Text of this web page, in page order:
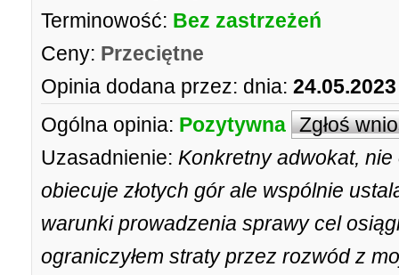
Terminowość: Bez zastrzeżeń
Ceny: Przeciętne
Opinia dodana przez: dnia:
Ogólna opinia: Pozytywna Zgłoś
Uzasadnienie: Konkretny adwokat,
obiecuje złotych gór ale wspólnie
warunki prowadzenia sprawy cel
ograniczyłem straty przez rozwód z